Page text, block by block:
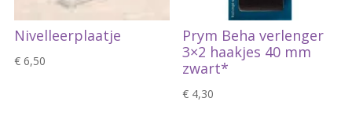
Nivelleerplaatje
€6,50
Prym Beha verlenger
3×2 haakjes 40 mm
zwart*
€ 4,30